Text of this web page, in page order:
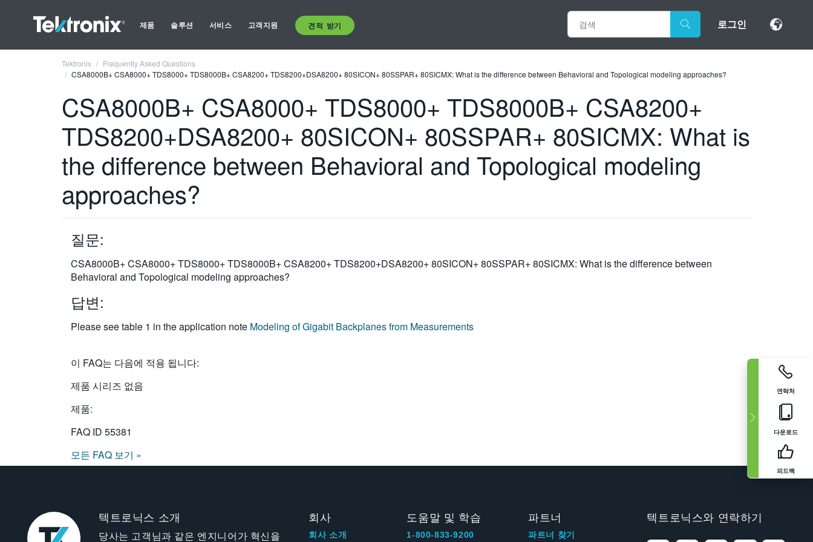
제품 솔루션 서비스 고객지원 견적 받기 로그인
연락처
다운로드
피드백
Tektronix
Frequently Asked Questions
CSA8000B+ CSA8000+ TDS8000+ TDS8000B+ CSA8200+ TDS8200+DSA8200+ 80SICON+ 80SSPAR+ 80SICMX: What is the difference between Behavioral and Topological modeling approaches?
CSA8000B+ CSA8000+ TDS8000+ TDS8000B+ CSA8200+
TDS8200+DSA8200+ 80SICON+ 80SSPAR+ 80SICMX: What is
the difference between Behavioral and Topological modeling
approaches?
질문:
CSA8000B+ CSA8000+ TDS8000+ TDS8000B+ CSA8200+ TDS8200+DSA8200+ 80SICON+ 80SSPAR+ 80SICMX: What is the difference between
Behavioral and Topological modeling approaches?
답변:
Please see table 1 in the application note Modeling of Gigabit Backplanes from Measurements
이 FAQ는 다음에 적용 됩니다:
제품 시리즈 없음
제품:
FAQ ID 55381
모든 FAQ 보기 »
텍트로닉스 소개
당사는 고객님과 같은 엔지니어가 혁신을
회사
회사 소개
도움말 및 학습
1-800-833-9200
파트너
파트너 찾기
텍트로닉스와 연락하기